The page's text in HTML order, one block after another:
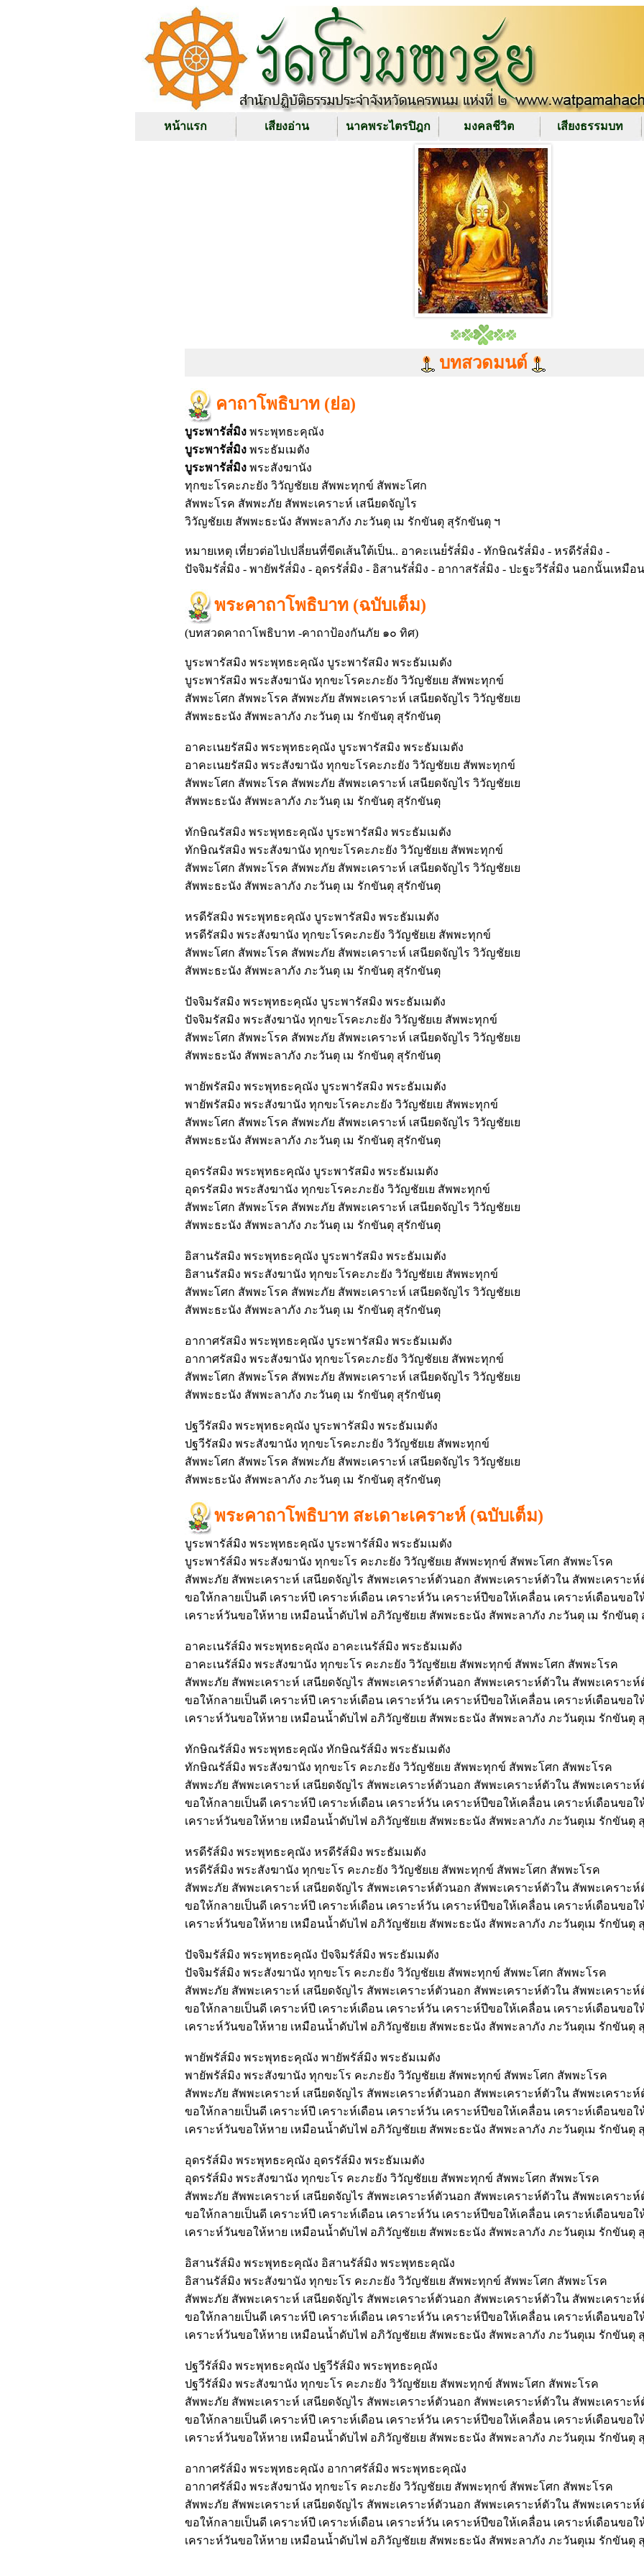
หน้าแรก เสียงอ่าน นาคพระไตรปิฎก มงคลชีวิต เสียงธรรมบท
บทสวดมนต์
คาถาโพธิบาท (ย่อ)
บูระพารัส๎มิง พระพุทธะคุณัง
บูระพารัส๎มิง พระธัมเมตัง
บูระพารัส๎มิง พระสังฆานัง
ทุกขะโรคะภะยัง วิวัญชัยเย สัพพะทุกข์ สัพพะโศก
สัพพะโรค สัพพะภัย สัพพะเคราะห์ เสนียดจัญไร
วิวัญชัยเย สัพพะธะนัง สัพพะลาภัง ภะวันตุ เม รักขันตุ สุรักขันตุ ฯ
หมายเหตุ เที่ยวต่อไปเปลี่ยนที่ขีดเส้นใต้เป็น.. อาคะเนย๎รัส๎มิง - ทักษิณรัส๎มิง - หรดีรัส๎มิง -
ปัจจิมรัส๎มิง - พายัพรัส๎มิง - อุดรรัส๎มิง - อิสานรัส๎มิง - อากาสรัส๎มิง - ปะฐะวีรัส๎มิง นอกนั้นเหมื
พระคาถาโพธิบาท (ฉบับเต็ม)
(บทสวดคาถาโพธิบาท -คาถาป้องกันภัย ๑๐ ทิศ)
บูระพารัสมิง พระพุทธะคุณัง บูระพารัสมิง พระธัมเมตัง
บูระพารัสมิง พระสังฆานัง ทุกขะโรคะภะยัง วิวัญชัยเย สัพพะทุกข์
สัพพะโศก สัพพะโรค สัพพะภัย สัพพะเคราะห์ เสนียดจัญไร วิวัญชัยเย
สัพพะธะนัง สัพพะลาภัง ภะวันตุ เม รักขันตุ สุรักขันตุ
อาคะเนยรัสมิง พระพุทธะคุณัง บูระพารัสมิง พระธัมเมตัง
อาคะเนยรัสมิง พระสังฆานัง ทุกขะโรคะภะยัง วิวัญชัยเย สัพพะทุกข์
สัพพะโศก สัพพะโรค สัพพะภัย สัพพะเคราะห์ เสนียดจัญไร วิวัญชัยเย
สัพพะธะนัง สัพพะลาภัง ภะวันตุ เม รักขันตุ สุรักขันตุ
ทักษิณรัสมิง พระพุทธะคุณัง บูระพารัสมิง พระธัมเมตัง
ทักษิณรัสมิง พระสังฆานัง ทุกขะโรคะภะยัง วิวัญชัยเย สัพพะทุกข์
สัพพะโศก สัพพะโรค สัพพะภัย สัพพะเคราะห์ เสนียดจัญไร วิวัญชัยเย
สัพพะธะนัง สัพพะลาภัง ภะวันตุ เม รักขันตุ สุรักขันตุ
หรดีรัสมิง พระพุทธะคุณัง บูระพารัสมิง พระธัมเมตัง
หรดีรัสมิง พระสังฆานัง ทุกขะโรคะภะยัง วิวัญชัยเย สัพพะทุกข์
สัพพะโศก สัพพะโรค สัพพะภัย สัพพะเคราะห์ เสนียดจัญไร วิวัญชัยเย
สัพพะธะนัง สัพพะลาภัง ภะวันตุ เม รักขันตุ สุรักขันตุ
ปัจจิมรัสมิง พระพุทธะคุณัง บูระพารัสมิง พระธัมเมตัง
ปัจจิมรัสมิง พระสังฆานัง ทุกขะโรคะภะยัง วิวัญชัยเย สัพพะทุกข์
สัพพะโศก สัพพะโรค สัพพะภัย สัพพะเคราะห์ เสนียดจัญไร วิวัญชัยเย
สัพพะธะนัง สัพพะลาภัง ภะวันตุ เม รักขันตุ สุรักขันตุ
พายัพรัสมิง พระพุทธะคุณัง บูระพารัสมิง พระธัมเมตัง
พายัพรัสมิง พระสังฆานัง ทุกขะโรคะภะยัง วิวัญชัยเย สัพพะทุกข์
สัพพะโศก สัพพะโรค สัพพะภัย สัพพะเคราะห์ เสนียดจัญไร วิวัญชัยเย
สัพพะธะนัง สัพพะลาภัง ภะวันตุ เม รักขันตุ สุรักขันตุ
อุดรรัสมิง พระพุทธะคุณัง บูระพารัสมิง พระธัมเมตัง
อุดรรัสมิง พระสังฆานัง ทุกขะโรคะภะยัง วิวัญชัยเย สัพพะทุกข์
สัพพะโศก สัพพะโรค สัพพะภัย สัพพะเคราะห์ เสนียดจัญไร วิวัญชัยเย
สัพพะธะนัง สัพพะลาภัง ภะวันตุ เม รักขันตุ สุรักขันตุ
อิสานรัสมิง พระพุทธะคุณัง บูระพารัสมิง พระธัมเมตัง
อิสานรัสมิง พระสังฆานัง ทุกขะโรคะภะยัง วิวัญชัยเย สัพพะทุกข์
สัพพะโศก สัพพะโรค สัพพะภัย สัพพะเคราะห์ เสนียดจัญไร วิวัญชัยเย
สัพพะธะนัง สัพพะลาภัง ภะวันตุ เม รักขันตุ สุรักขันตุ
อากาศรัสมิง พระพุทธะคุณัง บูระพารัสมิง พระธัมเมตัง
อากาศรัสมิง พระสังฆานัง ทุกขะโรคะภะยัง วิวัญชัยเย สัพพะทุกข์
สัพพะโศก สัพพะโรค สัพพะภัย สัพพะเคราะห์ เสนียดจัญไร วิวัญชัยเย
สัพพะธะนัง สัพพะลาภัง ภะวันตุ เม รักขันตุ สุรักขันตุ
ปฐวีรัสมิง พระพุทธะคุณัง บูระพารัสมิง พระธัมเมตัง
ปฐวีรัสมิง พระสังฆานัง ทุกขะโรคะภะยัง วิวัญชัยเย สัพพะทุกข์
สัพพะโศก สัพพะโรค สัพพะภัย สัพพะเคราะห์ เสนียดจัญไร วิวัญชัยเย
สัพพะธะนัง สัพพะลาภัง ภะวันตุ เม รักขันตุ สุรักขันตุ
พระคาถาโพธิบาท สะเดาะเคราะห์ (ฉบับเต็ม)
บูระพารัส์มิง พระพุทธะคุณัง บูระพารัส์มิง พระธัมเมตัง
บูระพารัส์มิง พระสังฆานัง ทุกขะโร คะภะยัง วิวัญชัยเย สัพพะทุกข์ สัพพะโศก สัพพะโรค
สัพพะภัย สัพพะเคราะห์ เสนียดจัญไร สัพพะเคราะห์ตัวนอก สัพพะเคราะห์ตัวใน สัพพะเคราะห์
ขอให้กลายเป็นดี เคราะห์ปี เคราะห์เดือน เคราะห์วัน เคราะห์ปีขอให้เคลื่อน เคราะห์เดือนขอใ
เคราะห์วันขอให้หาย เหมือนน้ำดับไฟ อภิวัญชัยเย สัพพะธะนัง สัพพะลาภัง ภะวันตุ เม รักขันตุ
อาคะเนรัส์มิง พระพุทธะคุณัง อาคะเนรัส์มิง พระธัมเมตัง
อาคะเนรัส์มิง พระสังฆานัง ทุกขะโร คะภะยัง วิวัญชัยเย สัพพะทุกข์ สัพพะโศก สัพพะโรค
สัพพะภัย สัพพะเคราะห์ เสนียดจัญไร สัพพะเคราะห์ตัวนอก สัพพะเคราะห์ตัวใน สัพพะเคราะห์
ขอให้กลายเป็นดี เคราะห์ปี เคราะห์เดือน เคราะห์วัน เคราะห์ปีขอให้เคลื่อน เคราะห์เดือนขอใ
เคราะห์วันขอให้หาย เหมือนน้ำดับไฟ อภิวัญชัยเย สัพพะธะนัง สัพพะลาภัง ภะวันตุเม รักขันตุ
ทักษิณรัส์มิง พระพุทธะคุณัง ทักษิณรัส์มิง พระธัมเมตัง
ทักษิณรัส์มิง พระสังฆานัง ทุกขะโร คะภะยัง วิวัญชัยเย สัพพะทุกข์ สัพพะโศก สัพพะโรค
สัพพะภัย สัพพะเคราะห์ เสนียดจัญไร สัพพะเคราะห์ตัวนอก สัพพะเคราะห์ตัวใน สัพพะเคราะห์
ขอให้กลายเป็นดี เคราะห์ปี เคราะห์เดือน เคราะห์วัน เคราะห์ปีขอให้เคลื่อน เคราะห์เดือนขอใ
เคราะห์วันขอให้หาย เหมือนน้ำดับไฟ อภิวัญชัยเย สัพพะธะนัง สัพพะลาภัง ภะวันตุเม รักขันตุ
หรดีรัส์มิง พระพุทธะคุณัง หรดีรัส์มิง พระธัมเมตัง
หรดีรัส์มิง พระสังฆานัง ทุกขะโร คะภะยัง วิวัญชัยเย สัพพะทุกข์ สัพพะโศก สัพพะโรค
สัพพะภัย สัพพะเคราะห์ เสนียดจัญไร สัพพะเคราะห์ตัวนอก สัพพะเคราะห์ตัวใน สัพพะเคราะห์
ขอให้กลายเป็นดี เคราะห์ปี เคราะห์เดือน เคราะห์วัน เคราะห์ปีขอให้เคลื่อน เคราะห์เดือนขอใ
เคราะห์วันขอให้หาย เหมือนน้ำดับไฟ อภิวัญชัยเย สัพพะธะนัง สัพพะลาภัง ภะวันตุเม รักขันตุ
ปัจจิมรัส์มิง พระพุทธะคุณัง ปัจจิมรัส์มิง พระธัมเมตัง
ปัจจิมรัส์มิง พระสังฆานัง ทุกขะโร คะภะยัง วิวัญชัยเย สัพพะทุกข์ สัพพะโศก สัพพะโรค
สัพพะภัย สัพพะเคราะห์ เสนียดจัญไร สัพพะเคราะห์ตัวนอก สัพพะเคราะห์ตัวใน สัพพะเคราะห์
ขอให้กลายเป็นดี เคราะห์ปี เคราะห์เดือน เคราะห์วัน เคราะห์ปีขอให้เคลื่อน เคราะห์เดือนขอใ
เคราะห์วันขอให้หาย เหมือนน้ำดับไฟ อภิวัญชัยเย สัพพะธะนัง สัพพะลาภัง ภะวันตุเม รักขันตุ
พายัพรัส์มิง พระพุทธะคุณัง พายัพรัส์มิง พระธัมเมตัง
พายัพรัส์มิง พระสังฆานัง ทุกขะโร คะภะยัง วิวัญชัยเย สัพพะทุกข์ สัพพะโศก สัพพะโรค
สัพพะภัย สัพพะเคราะห์ เสนียดจัญไร สัพพะเคราะห์ตัวนอก สัพพะเคราะห์ตัวใน สัพพะเคราะห์
ขอให้กลายเป็นดี เคราะห์ปี เคราะห์เดือน เคราะห์วัน เคราะห์ปีขอให้เคลื่อน เคราะห์เดือนขอใ
เคราะห์วันขอให้หาย เหมือนน้ำดับไฟ อภิวัญชัยเย สัพพะธะนัง สัพพะลาภัง ภะวันตุเม รักขันตุ
อุดรรัส์มิง พระพุทธะคุณัง อุดรรัส์มิง พระธัมเมตัง
อุดรรัส์มิง พระสังฆานัง ทุกขะโร คะภะยัง วิวัญชัยเย สัพพะทุกข์ สัพพะโศก สัพพะโรค
สัพพะภัย สัพพะเคราะห์ เสนียดจัญไร สัพพะเคราะห์ตัวนอก สัพพะเคราะห์ตัวใน สัพพะเคราะห์
ขอให้กลายเป็นดี เคราะห์ปี เคราะห์เดือน เคราะห์วัน เคราะห์ปีขอให้เคลื่อน เคราะห์เดือนขอใ
เคราะห์วันขอให้หาย เหมือนน้ำดับไฟ อภิวัญชัยเย สัพพะธะนัง สัพพะลาภัง ภะวันตุเม รักขันตุ
อิสานรัส์มิง พระพุทธะคุณัง อิสานรัส์มิง พระพุทธะคุณัง
อิสานรัส์มิง พระสังฆานัง ทุกขะโร คะภะยัง วิวัญชัยเย สัพพะทุกข์ สัพพะโศก สัพพะโรค
สัพพะภัย สัพพะเคราะห์ เสนียดจัญไร สัพพะเคราะห์ตัวนอก สัพพะเคราะห์ตัวใน สัพพะเคราะห์
ขอให้กลายเป็นดี เคราะห์ปี เคราะห์เดือน เคราะห์วัน เคราะห์ปีขอให้เคลื่อน เคราะห์เดือนขอใ
เคราะห์วันขอให้หาย เหมือนน้ำดับไฟ อภิวัญชัยเย สัพพะธะนัง สัพพะลาภัง ภะวันตุเม รักขันตุ
ปฐวีรัส์มิง พระพุทธะคุณัง ปฐวีรัส์มิง พระพุทธะคุณัง
ปฐวีรัส์มิง พระสังฆานัง ทุกขะโร คะภะยัง วิวัญชัยเย สัพพะทุกข์ สัพพะโศก สัพพะโรค
สัพพะภัย สัพพะเคราะห์ เสนียดจัญไร สัพพะเคราะห์ตัวนอก สัพพะเคราะห์ตัวใน สัพพะเคราะห์
ขอให้กลายเป็นดี เคราะห์ปี เคราะห์เดือน เคราะห์วัน เคราะห์ปีขอให้เคลื่อน เคราะห์เดือนขอใ
เคราะห์วันขอให้หาย เหมือนน้ำดับไฟ อภิวัญชัยเย สัพพะธะนัง สัพพะลาภัง ภะวันตุเม รักขันตุ
อากาศรัส์มิง พระพุทธะคุณัง อากาศรัส์มิง พระพุทธะคุณัง
อากาศรัส์มิง พระสังฆานัง ทุกขะโร คะภะยัง วิวัญชัยเย สัพพะทุกข์ สัพพะโศก สัพพะโรค
สัพพะภัย สัพพะเคราะห์ เสนียดจัญไร สัพพะเคราะห์ตัวนอก สัพพะเคราะห์ตัวใน สัพพะเคราะห์
ขอให้กลายเป็นดี เคราะห์ปี เคราะห์เดือน เคราะห์วัน เคราะห์ปีขอให้เคลื่อน เคราะห์เดือนขอใ
เคราะห์วันขอให้หาย เหมือนน้ำดับไฟ อภิวัญชัยเย สัพพะธะนัง สัพพะลาภัง ภะวันตุเม รักขันตุ